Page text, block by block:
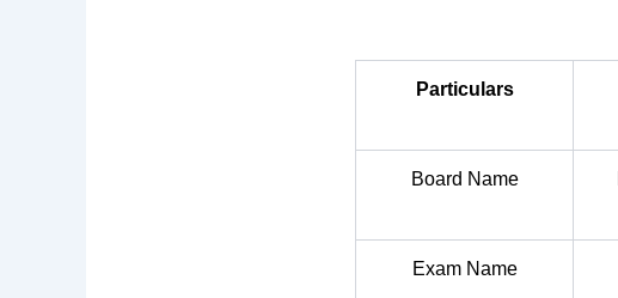
Particulars
Board Name
Exam Name